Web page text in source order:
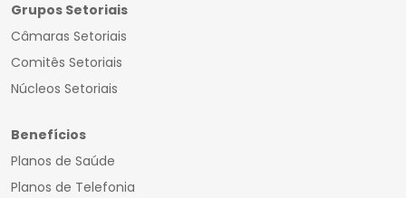
Grupos Setoriais
Câmaras Setoriais
Comitês Setoriais
Núcleos Setoriais
Benefícios
Planos de Saúde
Planos de Telefonia